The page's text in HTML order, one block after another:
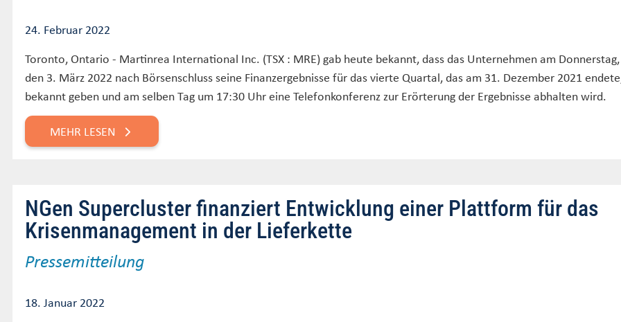
24. Februar 2022
Toronto, Ontario - Martinrea International Inc. (TSX : MRE) gab heute bekannt, dass das Unternehmen am Donnerstag,
den 3. März 2022 nach Börsenschluss seine Finanzergebnisse für das vierte Quartal, das am 31. Dezember 2021
bekannt geben und am selben Tag um 17:30 Uhr eine Telefonkonferenz zur Erörterung der Ergebnisse abhalten wird.
MEHR LESEN
NGen Supercluster finanziert Entwicklung einer Plattform für das
Krisenmanagement in der Lieferkette
Pressemitteilung
18. Januar 2022